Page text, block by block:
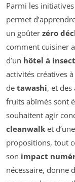
Parmi les
permet
un goûter zéro
comment cuisiner
d’un hôtel à
activités créatives
de tawashi, et
fruits abîmés sont
souhaitent agir
cleanwalk et d’une
propositions, tout
son impact
nécessaire, donne